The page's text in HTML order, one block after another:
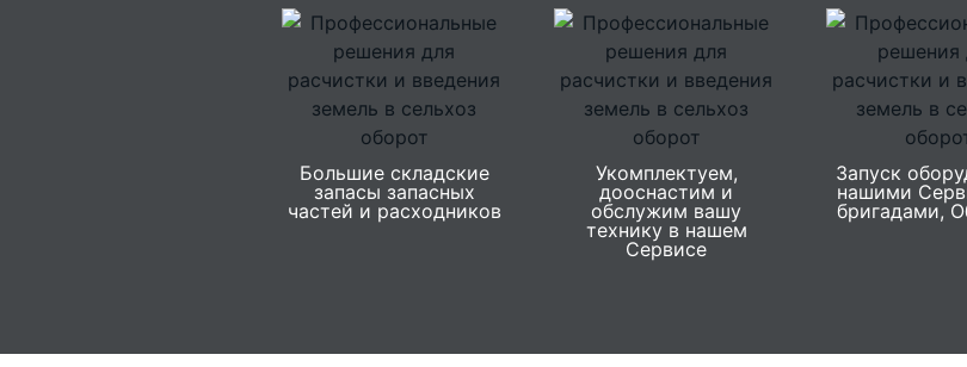
Большие складские
запасы запасных
частей и расходников
Укомплектуем,
дооснастим и
обслужим вашу
технику в нашем
Сервисе
Запуск
нашими
бригадами,